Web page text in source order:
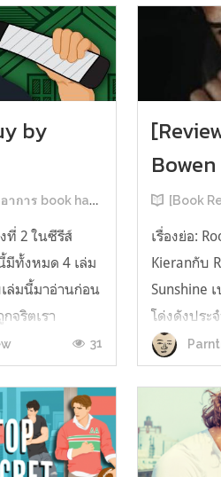
เ...
by
งอ่านสารพัน MM Romance
ที่ 2 ในซีรีส์
มีทั้งหมด 4 เล่ม
ล่มนี้มาอ่านก่อน
จริตเรา
ง TOMMASO
นากรมือฉมัง
31
Bowen
[Book Review]
เรื่องย่อ:
Kieranกับ
Sunshine
โด่งดังประ
ว่าพ่อรักพี่ช
ออกมาอยู่ค
บ้าน และไ